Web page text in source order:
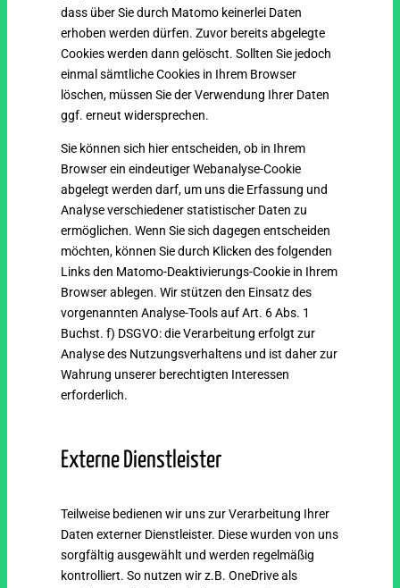
dass über Sie durch Matomo keinerlei Daten
erhoben werden dürfen. Zuvor bereits abgelegte
Cookies werden dann gelöscht. Sollten Sie jedoch
einmal sämtliche Cookies in Ihrem Browser
löschen, müssen Sie der Verwendung Ihrer Daten
ggf. erneut widersprechen.
Sie können sich hier entscheiden, ob in Ihrem
Browser ein eindeutiger Webanalyse-Cookie
abgelegt werden darf, um uns die Erfassung und
Analyse verschiedener statistischer Daten zu
ermöglichen. Wenn Sie sich dagegen entscheiden
möchten, können Sie durch Klicken des folgenden
Links den Matomo-Deaktivierungs-Cookie in Ihrem
Browser ablegen. Wir stützen den Einsatz des
vorgenannten Analyse-Tools auf Art. 6 Abs. 1
Buchst. f) DSGVO: die Verarbeitung erfolgt zur
Analyse des Nutzungsverhaltens und ist daher zur
Wahrung unserer berechtigten Interessen
erforderlich.
Externe Dienstleister
Teilweise bedienen wir uns zur Verarbeitung Ihrer
Daten externer Dienstleister. Diese wurden von uns
sorgfältig ausgewählt und werden regelmäßig
kontrolliert. So nutzen wir z.B. OneDrive als